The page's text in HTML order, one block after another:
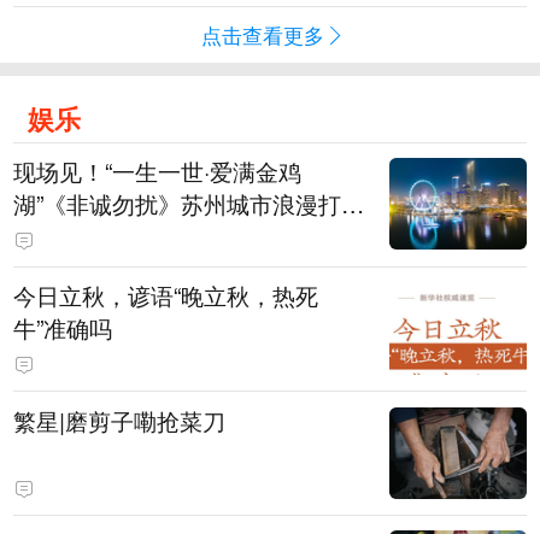
点击查看更多
娱乐
现场见！“一生一世·爱满金鸡
湖”《非诚勿扰》苏州城市浪漫打卡
季来袭
今日立秋，谚语“晚立秋，热死
牛”准确吗
繁星|磨剪子嘞抢菜刀